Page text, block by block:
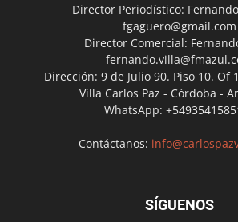
Director Periodístico:
fgaguero@gmail.com
Director Comercial:
Dirección: 9 de Julio 90. Piso 10. Of
Villa Carlos Paz - Córdoba -
WhatsApp:
Contáctanos:
SÍGUENOS